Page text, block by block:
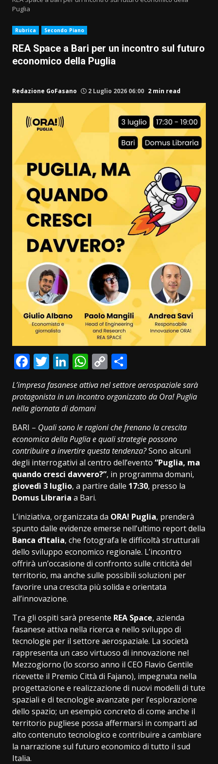
Puglia
Rubrica Secondo Piano
REA Space a Bari per un incontro sul futuro
economico della Puglia
Redazione GoFasano 2 Luglio 2026 06:00 2 min read
Facebook
Twitter
LinkedIn
WhatsApp
Copy
Link
L’impresa fasanese attiva nel settore aerospaziale sarà
protagonista in un incontro organizzato da Ora! Puglia
nella giornata di domani
BARI – Quali sono le ragioni che frenano la crescita
economica della Puglia e quali strategie possono
contribuire a invertire questa tendenza?Sono alcuni
degli interrogativi al centro dell’evento “Puglia, ma
quando cresci davvero?”, in programma domani,
giovedì 3 luglio, a partire dalle 17:30, presso la
Domus Libraria a Bari.
L’iniziativa, organizzata da ORA! Puglia, prenderà
spunto dalle evidenze emerse nell’ultimo report della
Banca d’Italia, che fotografa le difficoltà strutturali
dello sviluppo economico regionale. L’incontro
offrirà un’occasione di confronto sulle criticità del
territorio, ma anche sulle possibili soluzioni per
favorire una crescita più solida e orientata
all’innovazione.
Tra gli ospiti sarà presente REA Space, azienda
fasanese attiva nella ricerca e nello sviluppo di
tecnologie per il settore aerospaziale. La società
rappresenta un caso virtuoso di innovazione nel
Mezzogiorno (lo scorso anno il CEO Flavio Gentile
ricevette il Premio Città di Fajano), impegnata nella
progettazione e realizzazione di nuovi modelli di tute
spaziali e di tecnologie avanzate per l’esplorazione
dello spazio; un esempio concreto di come anche il
territorio pugliese possa affermarsi in comparti ad
alto contenuto tecnologico e contribuire a cambiare
la narrazione sul futuro economico di tutto il sud
Italia.